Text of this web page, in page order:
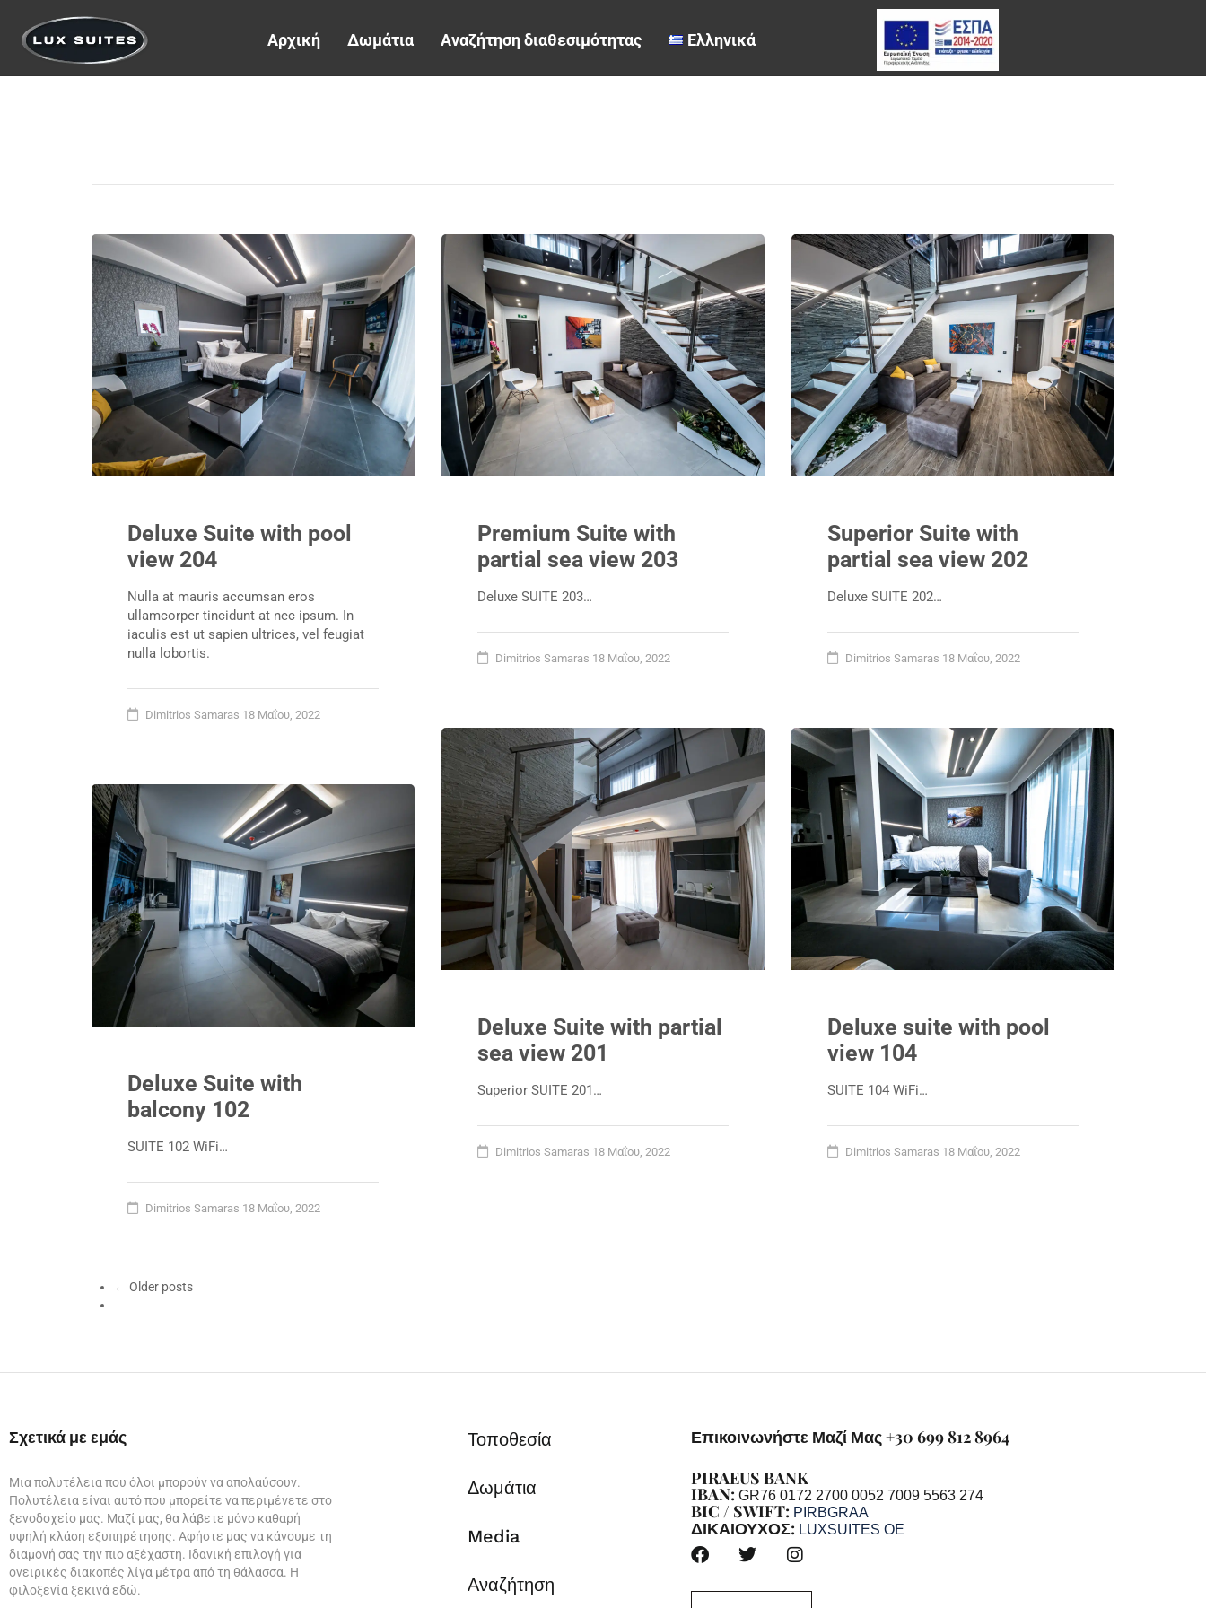
Αρχική Δωμάτια Αναζήτηση διαθεσιμότητας Ελληνικά
Deluxe Suite with pool
view 204
Nulla at mauris accumsan eros
ullamcorper tincidunt at nec ipsum. In
iaculis est ut sapien ultrices, vel feugiat
nulla lobortis.
Dimitrios Samaras 18 Μαΐου, 2022
Premium Suite with
partial sea view 203
Deluxe SUITE 203…
Dimitrios Samaras 18 Μαΐου, 2022
Superior Suite with
partial sea view 202
Deluxe SUITE 202…
Dimitrios Samaras 18 Μαΐου, 2022
Deluxe Suite with partial
sea view 201
Superior SUITE 201…
Dimitrios Samaras 18 Μαΐου, 2022
Deluxe suite with pool
view 104
SUITE 104 WiFi…
Dimitrios Samaras 18 Μαΐου, 2022
Deluxe Suite with
balcony 102
SUITE 102 WiFi…
Dimitrios Samaras 18 Μαΐου, 2022
← Older posts
Σχετικά με εμάς
Μια πολυτέλεια που όλοι μπορούν να απολαύσουν.
Πολυτέλεια είναι αυτό που μπορείτε να περιμένετε στο
ξενοδοχείο μας. Μαζί μας, θα λάβετε μόνο καθαρή
υψηλή κλάση εξυπηρέτησης. Αφήστε μας να κάνουμε τη
διαμονή σας την πιο αξέχαστη. Ιδανική επιλογή για
ονειρικές διακοπές λίγα μέτρα από τη θάλασσα. Η
φιλοξενία ξεκινά εδώ.
Τοποθεσία
Δωμάτια
Media
Αναζήτηση
Επικοινωνήστε Μαζί Μας +30 699 812 8964
PIRAEUS BANK
IBAN: GR76 0172 2700 0052 7009 5563 274
BIC / SWIFT: PIRBGRAA
ΔΙΚΑΙΟΥΧΟΣ: LUXSUITES OE